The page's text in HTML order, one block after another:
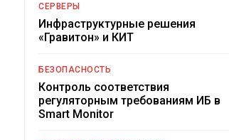
СЕРВЕРЫ
Инфраструктурные решения
«Гравитон» и КИТ
БЕЗОПАСНОСТЬ
Контроль соответствия
регуляторным требованиям ИБ в
Smart Monitor